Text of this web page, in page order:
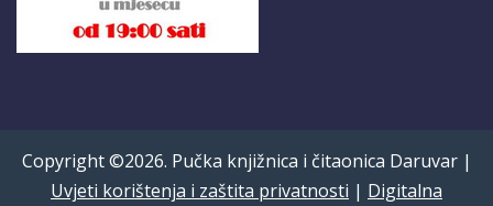
Copyright ©2026. Pučka knjižnica i čitaonica Daruvar |
Uvjeti korištenja i zaštita privatnosti | Digitalna